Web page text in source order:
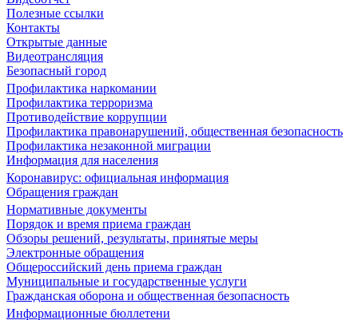
Полезные ссылки
Контакты
Открытые данные
Видеотрансляция
Безопасный город
Профилактика наркомании
Профилактика терроризма
Противодействие коррупции
Профилактика правонарушений, общественная безопасность
Профилактика незаконной миграции
Информация для населения
Коронавирус: официальная информация
Обращения граждан
Нормативные документы
Порядок и время приема граждан
Обзоры решений, результаты, принятые меры
Электронные обращения
Общероссийский день приема граждан
Муниципальные и государственные услуги
Гражданская оборона и общественная безопасность
Информационные бюллетени